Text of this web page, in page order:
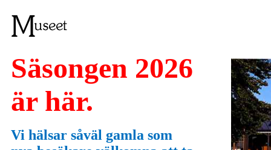
Säsongen 2026
är här.
Vi hälsar såväl gamla som